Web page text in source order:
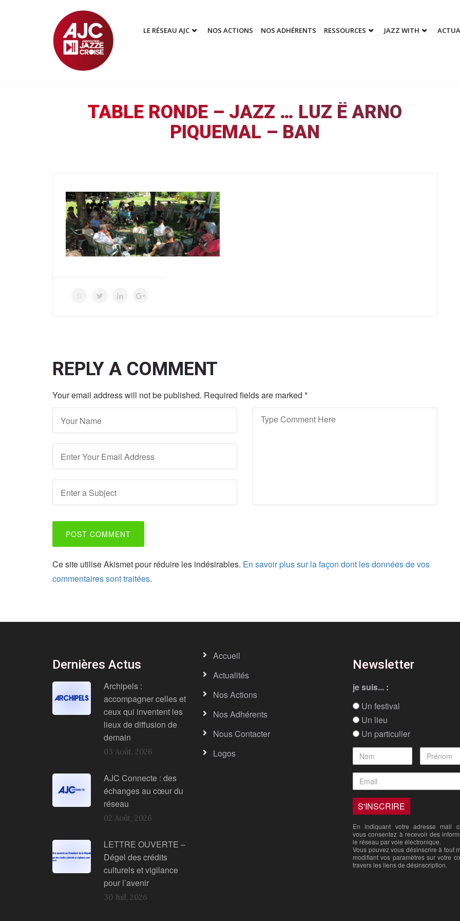
LE RÉSEAU AJC NOS ACTIONS NOS ADHÉRENTS RESSOURCES JAZZ WITH
TABLE RONDE – JAZZ … LUZ Ё ARNO
PIQUEMAL – BAN
REPLY A COMMENT
Your email address will not be published. Required fields are marked *
POST COMMENT
Ce site utilise Akismet pour réduire les indésirables. En savoir plus sur la façon dont les données de vos
commentaires sont traitées.
Dernières Actus
Archipels :
accompagner celles et
ceux qui inventent les
lieux de diffusion de
demain
03 Août, 2026
AJC Connecte : des
échanges au cœur du
réseau
02 Août, 2026
LETTRE OUVERTE –
Dégel des crédits
culturels et vigilance
pour l’avenir
30 Juil, 2026
Accueil
Actualités
Nos Actions
Nos Adhérents
Nous Contacter
Logos
Newsletter
je suis... :
Un festival
Un lieu
Un particulier
En indiquant votre adresse mail
vous consentez à recevoir des
le réseau par voie électronique.
Vous pouvez vous désinscrire à tout
modifiant vos paramètres sur votre
travers les liens de désinscription.